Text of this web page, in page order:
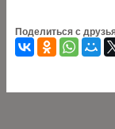
Поделиться с